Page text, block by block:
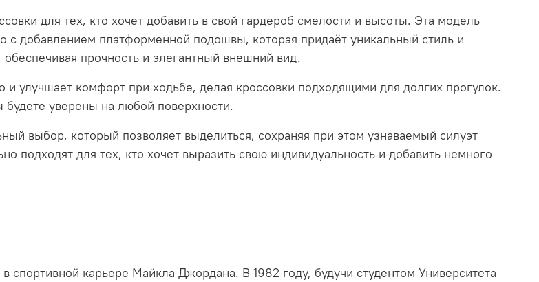
для тех, кто хочет добавить в свой гардероб смелости и высоты. Эта модель
с добавлением платформенной подошвы, которая придаёт уникальный стиль и
прочность и элегантный внешний вид.
улучшает комфорт при ходьбе, делая кроссовки подходящими для долгих прогулок.
уверены на любой поверхности.
выбор, который позволяет выделиться, сохраняя при этом узнаваемый силуэт
подходят для тех, кто хочет выразить свою индивидуальность и добавить немного
карьере Майкла Джордана. В 1982 году, будучи студентом Университета